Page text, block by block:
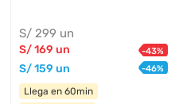
S/299 un
S/169 un -43%
S/159 un -46%
Llega en 60min